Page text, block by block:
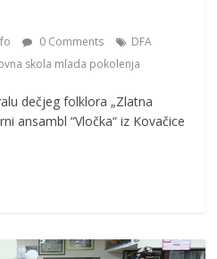
0 Comments
DFA
skola mlada pokolenja
dečjeg folklora „Zlatna
ansambl “Vločka“ iz Kovačice